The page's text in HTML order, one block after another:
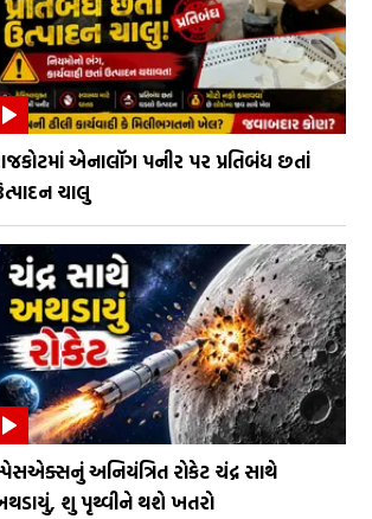
એનાલૉગ પનીર પર પ્રતિબંધ છતાં
ચાલુ
અનિયંત્રિત રોકેટ ચંદ્ર સાથે
શુ પૃથ્વીને થશે ખતરો